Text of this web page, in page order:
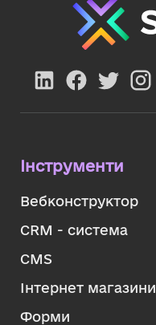
Інструменти
Вебконструктор
CRM - система
CMS
Інтернет магазини
Форми